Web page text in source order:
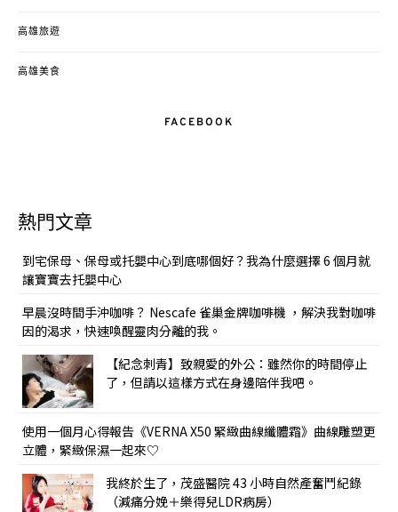
高雄旅遊
高雄美食
FACEBOOK
熱門文章
到宅保母、保母或托嬰中心到底哪個好？我為什麼選擇 6 個月就
讓寶寶去托嬰中心
早晨沒時間手沖咖啡？ Nescafe 雀巢金牌咖啡機 ，解決我對咖啡
因的渴求，快速喚醒靈肉分離的我。
【紀念刺青】致親愛的外公：雖然你的時間停止
了，但請以這樣方式在身邊陪伴我吧。
使用一個月心得報告《VERNA X50 緊緻曲線纖體霜》曲線雕塑更
立體，緊緻保濕一起來♡
我終於生了，茂盛醫院 43 小時自然產奮鬥紀錄
（減痛分娩＋樂得兒LDR病房）